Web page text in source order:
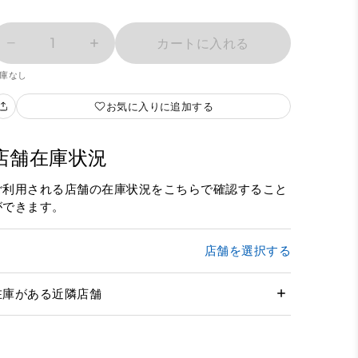
1 カートに入れる
なし
お気に入りに追加する
舗在庫状況
利用される店舗の在庫状況をこちらで確認すること
きます。
店舗を選択する
庫がある近隣店舗